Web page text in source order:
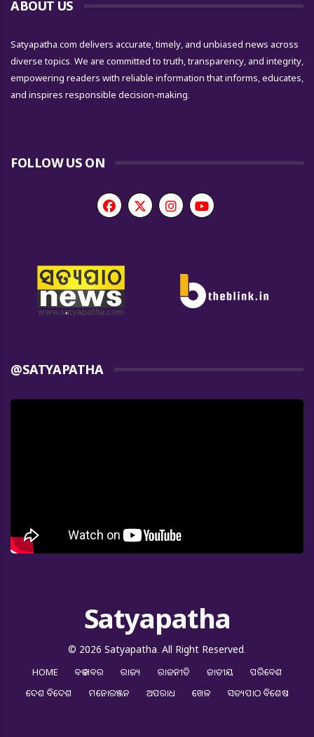
ABOUT US
Satyapatha.com delivers accurate, timely, and unbiased news across
diverse topics. We are committed to truth, transparency, and integrity,
empowering readers with reliable information that informs, educates,
and inspires responsible decision-making.
FOLLOW US ON
@SATYAPATHA
Satyapatha
© 2026 Satyapatha. All Right Reserved.
HOME ବଡ ଖବର ରାଜ୍ୟ ରାଜନୀତି ଜାତୀୟ
ପରିବେଶ
ଦେଶ ବିଦେଶ
ମନୋରଞ୍ଜନ ଅପରାଧ ଖେଳ ସତ୍ୟପାଠ ବିଶେଷ